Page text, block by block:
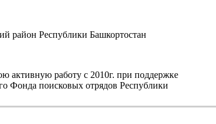
район Республики Башкортостан
активную работу с 2010г. при поддержке
Фонда поисковых отрядов Республики